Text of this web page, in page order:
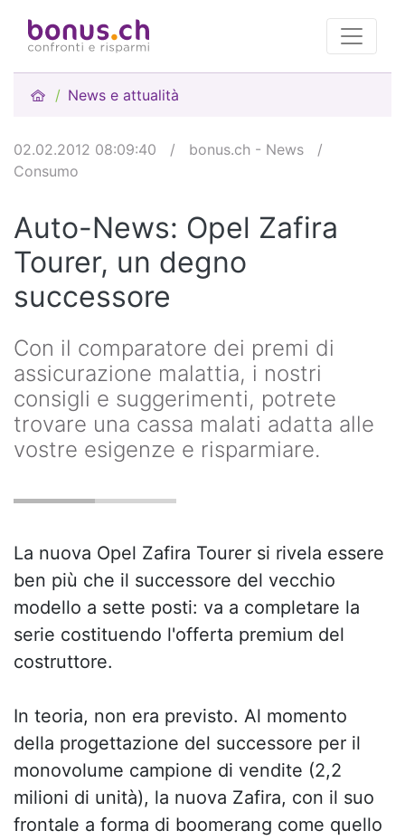
News e attualità
02.02.2012 08:09:40 / bonus.ch - News
/
Consumo
Auto-News: Opel Zafira
Tourer, un degno
successore
Con il comparatore dei premi di
assicurazione malattia, i nostri
consigli e suggerimenti, potrete
trovare una cassa malati adatta alle
vostre esigenze e risparmiare.
La nuova Opel Zafira Tourer si rivela essere
ben più che il successore del vecchio
modello a sette posti: va a completare la
serie costituendo l'offerta premium del
costruttore.
In teoria, non era previsto. Al momento
della progettazione del successore per il
monovolume campione di vendite (2,2
milioni di unità), la nuova Zafira, con il suo
frontale a forma di boomerang come quello